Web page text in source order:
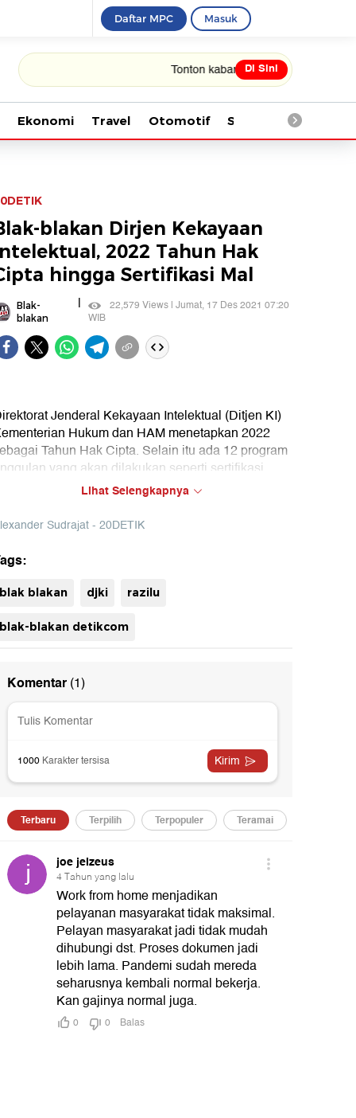
Daftar MPC Masuk
Tonton kabar terbaru PIALA DUNIA 2026
Di Sini
Ekonomi Travel Otomotif Saintek
blakan Dirjen Kekayaan
2022 Tahun Hak
hingga Sertifikasi Mal
Blak-
blakan
|
22,579 Views | Jumat, 17 Des 2021 07:20
WIB
Jenderal Kekayaan Intelektual (Ditjen KI)
Hukum dan HAM menetapkan 2022
Tahun Hak Cipta. Selain itu ada 12 program
yang akan dilakukan seperti sertifikasi
pusat perbelanjaan (mal) hingga membuat IP Market
Place sebagai wadah untuk menjual Merek dan
secara online.
hanya di 20detik.
Lihat Selengkapnya
Sudrajat - 20DETIK
blak blakan djki razilu
blak-blakan detikcom